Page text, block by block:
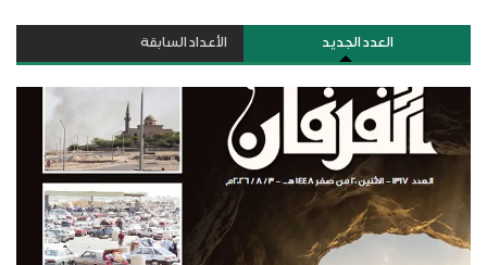
العدد الجديد الأعداد السابقة